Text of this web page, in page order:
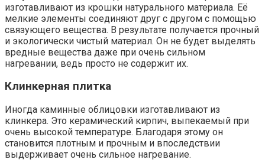
изготавливают из крошки натурального материала. Её
мелкие элементы соединяют друг с другом с помощью
связующего вещества. В результате получается прочный
и экологически чистый материал. Он не будет выделять
вредные вещества даже при очень сильном
нагревании, ведь просто не содержит их.
Клинкерная плитка
Иногда каминные облицовки изготавливают из
клинкера. Это керамический кирпич, выпекаемый при
очень высокой температуре. Благодаря этому он
становится плотным и прочным и впоследствии
выдерживает очень сильное нагревание.